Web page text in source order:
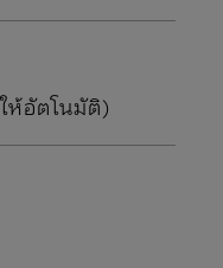
ห้อัตโนมัติ)